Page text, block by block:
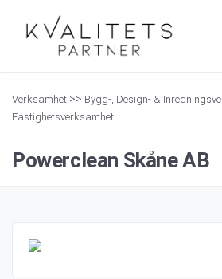
Verksamhet >> Bygg-, Design- &
Fastighetsverksamhet
Powerclean Skåne AB